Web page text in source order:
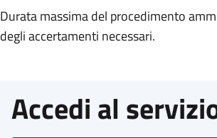
Durata massima del procedimento
degli accertamenti necessari.
Accedi al